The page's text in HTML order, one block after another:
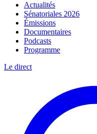
Actualités
Sénatoriales 2026
Émissions
Documentaires
Podcasts
Programme
Le direct